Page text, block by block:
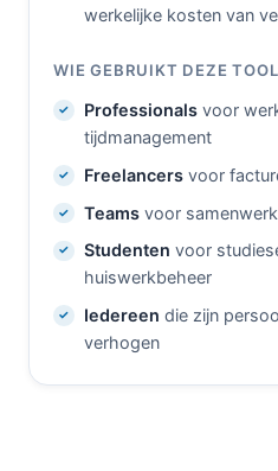
werkelijke kosten van
WIE GEBRUIKT DEZE
Professionalsvoor
tijdmanagement
Freelancersvoor
Teamsvoor
Studenten voor
huiswerkbeheer
Iedereen die zijn
verhogen